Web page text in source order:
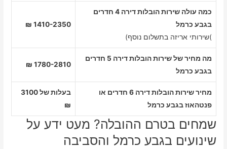
כמה עולה שירות הובלות דירה 4 חדרים
בגבע כרמל
)שירותי אריזה בתשלום נוסף)
1410-2350 ₪
מה מחיר של שירות הובלות דירה 5 חדרים
בגבע כרמל
1780-2810 ₪
מחיר שירות הובלות דירה 6 חדרים או
פנטהאוז בגבע כרמל
בעלות של 3100
₪
שמחים בטרם ההובלה? מעט ידע על
שינועים בגבע כרמל והסביבה